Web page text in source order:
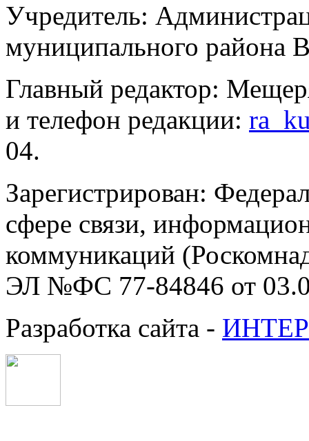
Учредитель:
муниципального района
Главный редактор:
и телефон редакции:
04.
Зарегистрирован:
сфере связи,
коммуникаций
ЭЛ №ФС 77-84846 от
Разработка сайта -